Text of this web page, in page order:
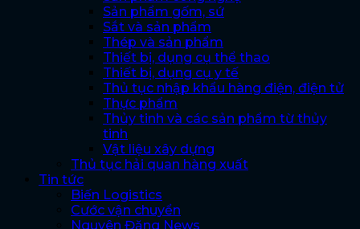
Sản phẩm gốm, sứ
Sắt và sản phẩm
Thép và sản phẩm
Thiết bị, dụng cụ thể thao
Thiết bị, dụng cụ y tế
Thủ tục nhập khẩu hàng điện, điện tử
Thực phẩm
Thủy tinh và các sản phẩm từ thủy
tinh
Vật liệu xây dựng
Thủ tục hải quan hàng xuất
Tin tức
Biến Logistics
Cước vận chuyển
Nguyên Đăng News